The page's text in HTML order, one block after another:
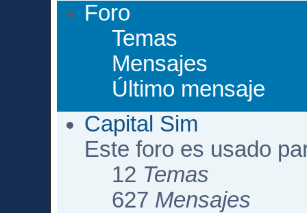
Foro
Temas
Mensajes
Último mensaje
Capital Sim
Este foro es usado
12 Temas
627 Mensajes